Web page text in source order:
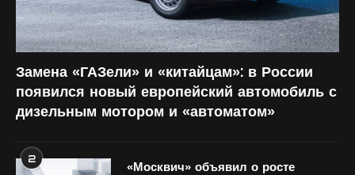
Замена «ГАЗели» и «китайцам»: в России
появился новый европейский автомобиль с
дизельным мотором и «автоматом»
2
«Москвич» объявил о росте